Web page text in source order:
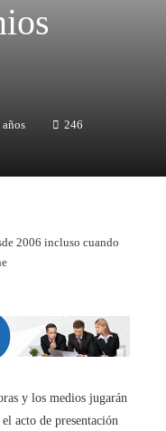
años 246
2006 incluso cuando
y los medios jugarán
acto de presentación